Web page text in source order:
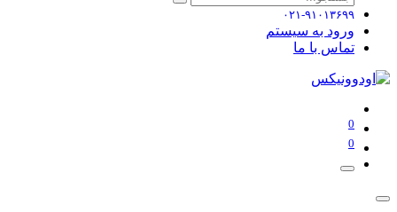
۰۲۱-۹۱۰۱۳۶۹۹
ورود به سیستم
تماس با ما
0
0